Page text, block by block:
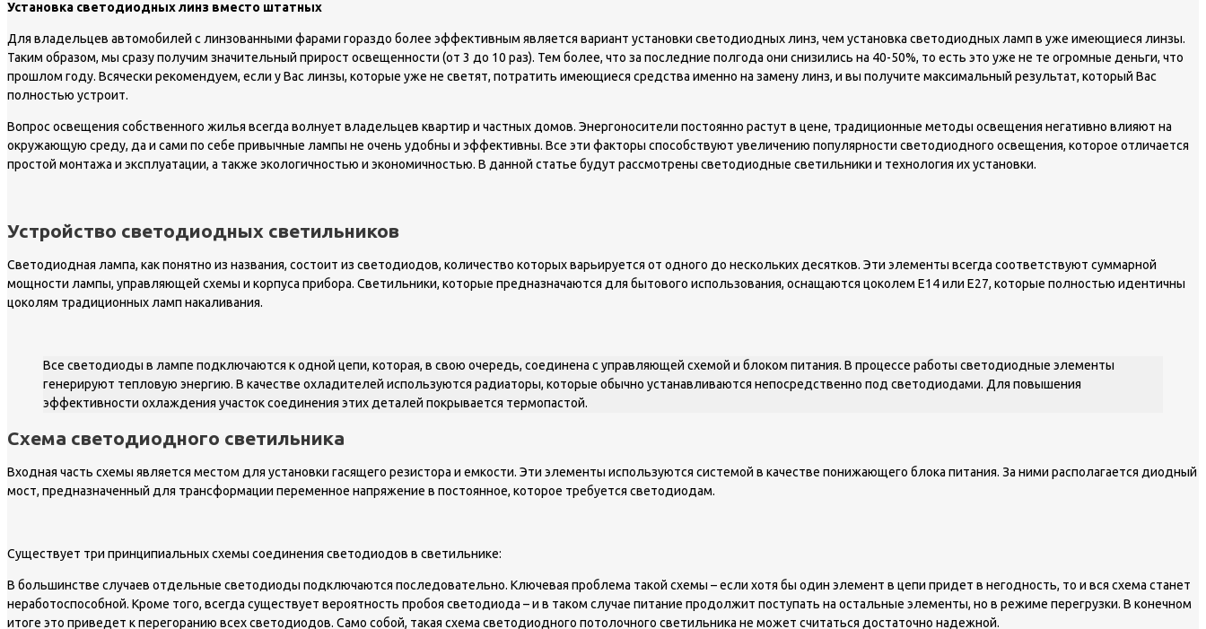
Установка светодиодных линз вместо штатных
Для владельцев автомобилей с линзованными фарами гораздо более эффективным является вариант установки светодиодных линз, чем установка светодиодных ламп в уже имеющиеся линзы.
Таким образом, мы сразу получим значительный прирост освещенности (от 3 до 10 раз). Тем более, что за последние полгода они снизились на 40-50%, то есть это уже не те огромные деньги, что
прошлом году. Всячески рекомендуем, если у Вас линзы, которые уже не светят, потратить имеющиеся средства именно на замену линз, и вы получите максимальный результат, который Вас
полностью устроит.
Вопрос освещения собственного жилья всегда волнует владельцев квартир и частных домов. Энергоносители постоянно растут в цене, традиционные методы освещения негативно влияют на
окружающую среду, да и сами по себе привычные лампы не очень удобны и эффективны. Все эти факторы способствуют увеличению популярности светодиодного освещения, которое отличается
простой монтажа и эксплуатации, а также экологичностью и экономичностью. В данной статье будут рассмотрены светодиодные светильники и технология их установки.
Устройство светодиодных светильников
Светодиодная лампа, как понятно из названия, состоит из светодиодов, количество которых варьируется от одного до нескольких десятков. Эти элементы всегда соответствуют суммарной
мощности лампы, управляющей схемы и корпуса прибора. Светильники, которые предназначаются для бытового использования, оснащаются цоколем Е14 или Е27, которые полностью идентичны
цоколям традиционных ламп накаливания.
Все светодиоды в лампе подключаются к одной цепи, которая, в свою очередь, соединена с управляющей схемой и блоком питания. В процессе работы светодиодные элементы
генерируют тепловую энергию. В качестве охладителей используются радиаторы, которые обычно устанавливаются непосредственно под светодиодами. Для повышения
эффективности охлаждения участок соединения этих деталей покрывается термопастой.
Схема светодиодного светильника
Входная часть схемы является местом для установки гасящего резистора и емкости. Эти элементы используются системой в качестве понижающего блока питания. За ними располагается диодный
мост, предназначенный для трансформации переменное напряжение в постоянное, которое требуется светодиодам.
Существует три принципиальных схемы соединения светодиодов в светильнике:
В большинстве случаев отдельные светодиоды подключаются последовательно. Ключевая проблема такой схемы – если хотя бы один элемент в цепи придет в негодность, то и вся схема станет
неработоспособной. Кроме того, всегда существует вероятность пробоя светодиода – и в таком случае питание продолжит поступать на остальные элементы, но в режиме перегрузки. В конечном
итоге это приведет к перегоранию всех светодиодов. Само собой, такая схема светодиодного потолочного светильника не может считаться достаточно надежной.